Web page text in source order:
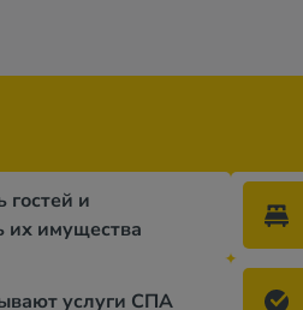
гостей и
их имущества
услуги СПА